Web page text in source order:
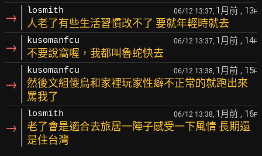
→ losmith 06/12 13:37, 1月前 , 13F
人老了有些生活習慣改不了 要就年輕時就去
→ kusomanfcu 06/12 13:37, 1月前 , 14F
不要說窩喔，我都叫魯蛇快去
→
kusomanfcu 06/12 13:38, 1月前 , 15F
然後文組傻鳥和家裡玩家性癖不正常的就跑出來
罵我了
→
losmith 06/12 13:38, 1月前 , 16F
老了會是適合去旅居一陣子感受一下風情 長期還
是住台灣